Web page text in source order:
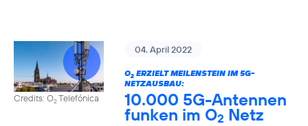
Credits: O2Telefónica
04. April 2022
O2ERZIELT MEILENSTEIN IM 5G-
NETZAUSBAU:
10.000 5G-Antennen
funken im O2 Netz